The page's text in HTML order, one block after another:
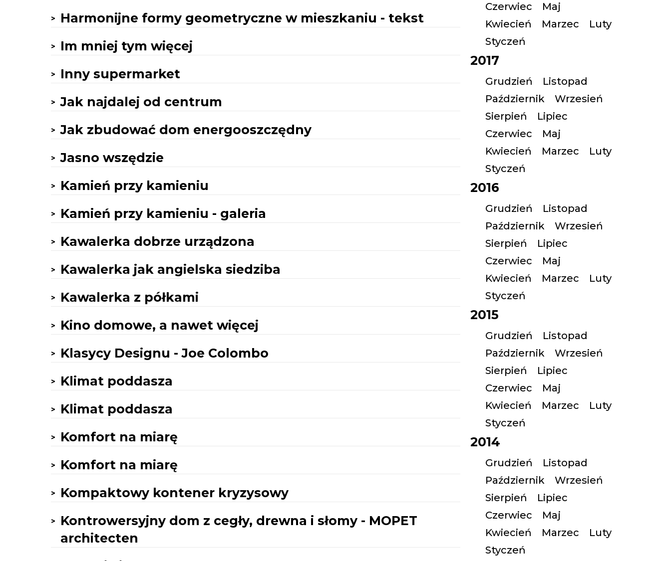
Harmonijne formy geometryczne w mieszkaniu - tekst
Im mniej tym więcej
Inny supermarket
Jak najdalej od centrum
Jak zbudować dom energooszczędny
Jasno wszędzie
Kamień przy kamieniu
Kamień przy kamieniu - galeria
Kawalerka dobrze urządzona
Kawalerka jak angielska siedziba
Kawalerka z półkami
Kino domowe, a nawet więcej
Klasycy Designu - Joe Colombo
Klimat poddasza
Klimat poddasza
Komfort na miarę
Komfort na miarę
Kompaktowy kontener kryzysowy
Kontrowersyjny dom z cegły, drewna i słomy - MOPET
architecten
Czerwiec
Maj
Kwiecień
Marzec
Luty
Styczeń
2017
Grudzień
Listopad
Październik
Wrzesień
Sierpień
Lipiec
Czerwiec
Maj
Kwiecień
Marzec
Luty
Styczeń
2016
Grudzień
Listopad
Październik
Wrzesień
Sierpień
Lipiec
Czerwiec
Maj
Kwiecień
Marzec
Luty
Styczeń
2015
Grudzień
Listopad
Październik
Wrzesień
Sierpień
Lipiec
Czerwiec
Maj
Kwiecień
Marzec
Luty
Styczeń
2014
Grudzień
Listopad
Październik
Wrzesień
Sierpień
Lipiec
Czerwiec
Maj
Kwiecień
Marzec
Luty
Styczeń